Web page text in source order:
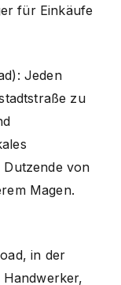
für Einkäufe
Jeden
zu
von
Magen.
in der